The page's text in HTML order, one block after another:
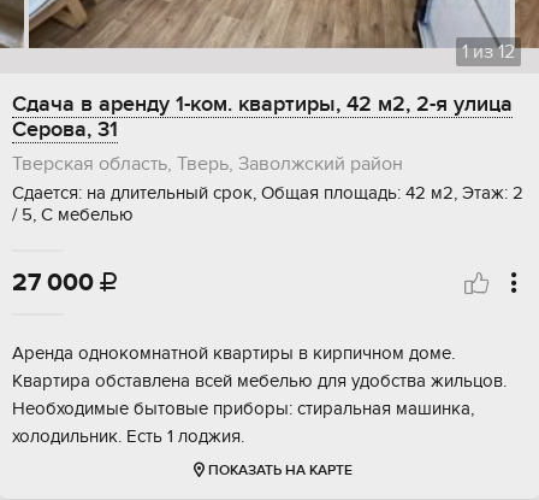
1из12
Сдача в аренду 1-ком. квартиры, 42 м2, 2-я улица
Серова, 31
Тверская область, Тверь, Заволжский район
Сдается: на длительный срок, Общая площадь: 42 м2, Этаж: 2
/ 5, С мебелью
27 000 
Аренда однокомнатной квартиры в кирпичном доме.
Квартира обставлена всей мебелью для удобства жильцов.
Необходимые бытовые приборы: стиральная машинка,
холодильник. Есть 1 лоджия.
ПОКАЗАТЬ НА КАРТЕ